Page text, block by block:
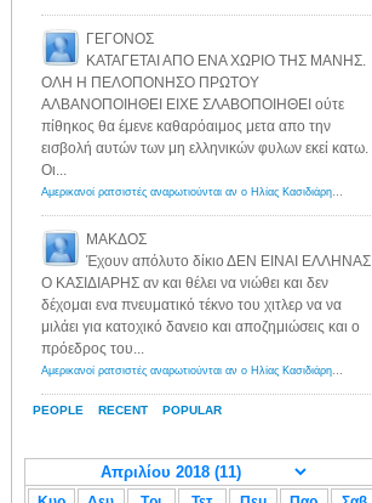
PEOPLE RECENT POPULAR
ΓΕΓΟΝΟΣ
ΚΑΤΑΓΕΤΑΙ ΑΠΟ ΕΝΑ ΧΩΡΙΟ ΤΗΣ ΜΑΝΗΣ.
ΟΛΗ Η ΠΕΛΟΠΟΝΗΣΟ ΠΡΩΤΟΥ
ΑΛΒΑΝΟΠΟΙΗΘΕΙ ΕΙΧΕ ΣΛΑΒΟΠΟΙΗΘΕΙ ούτε
πίθηκος θα έμενε καθαρόαιμος μετα απο την
εισβολή αυτών των μη ελληνικών φυλων εκεί κατω.
Οι...
Αμερικανοί ρατσιστές αναρωτιούνται αν ο Ηλίας Κασιδιάρης ανήκει στη λευκή φυλή... - Λόγιος Ερμής
ΜΑΚΔΟΣ
Έχουν απόλυτο δίκιο ΔΕΝ ΕΙΝΑΙ ΕΛΛΗΝΑΣ
Ο ΚΑΣΙΔΙΑΡΗΣ αν και θέλει να νιώθει και δεν
δέχομαι ενα πνευματικό τέκνο του χιτλερ να να
μιλάει για κατοχικό δανειο και αποζημιώσεις και ο
πρόεδρος του...
Αμερικανοί ρατσιστές αναρωτιούνται αν ο Ηλίας Κασιδιάρης ανήκει στη λευκή φυλή... - Λόγιος Ερμής